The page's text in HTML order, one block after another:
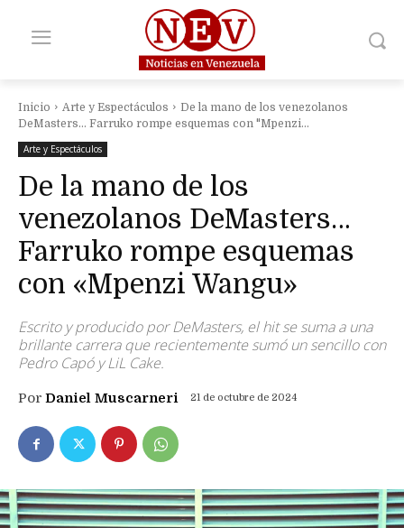
Inicio Arte y Espectáculos
De la mano de los venezolanos
DeMasters... Farruko rompe esquemas con "Mpenzi...
Arte y Espectáculos
De la mano de los
venezolanos DeMasters…
Farruko rompe esquemas
con «Mpenzi Wangu»
Escrito y producido por DeMasters, el hit se suma a una
brillante carrera que recientemente sumó un sencillo con
Pedro Capó y LiL Cake.
Por Daniel Muscarneri 21 de octubre de 2024